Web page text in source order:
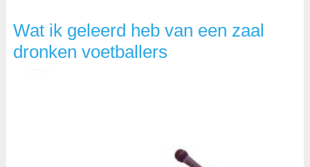
Wat ik geleerd heb van een zaal
dronken voetballers